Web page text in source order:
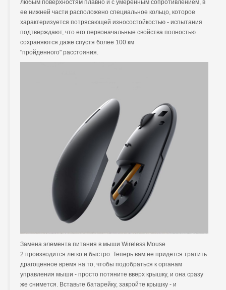
любым поверхностям плавно и с умеренным сопротивлением, в
ее нижней части расположено специальное кольцо, которое
характеризуется потрясающей износостойкостью - испытания
подтверждают, что его первоначальные свойства полностью
сохраняются даже спустя более 100 км
"пройденного" расстояния.
Замена элемента питания в мыши Wireless Mouse
2 производится легко и быстро. Теперь вам не придется тратить
драгоценное время на то, чтобы подобраться к органам
управления мыши - просто потяните вверх крышку, и она сразу
же снимется. Вставьте батарейку, закройте крышку - и